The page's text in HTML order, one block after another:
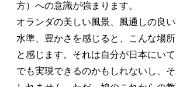
方）への意識が強まります。
オランダの美しい風景、風通しの良
水準、豊かさを感じると、こんな場
と感じます。それは自分が日本にい
でも実現できるのかもしれないし、